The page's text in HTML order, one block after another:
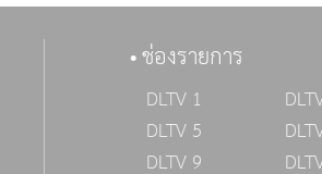
ช่องรายการ
DLTV 1
DLTV 5
DLTV 9